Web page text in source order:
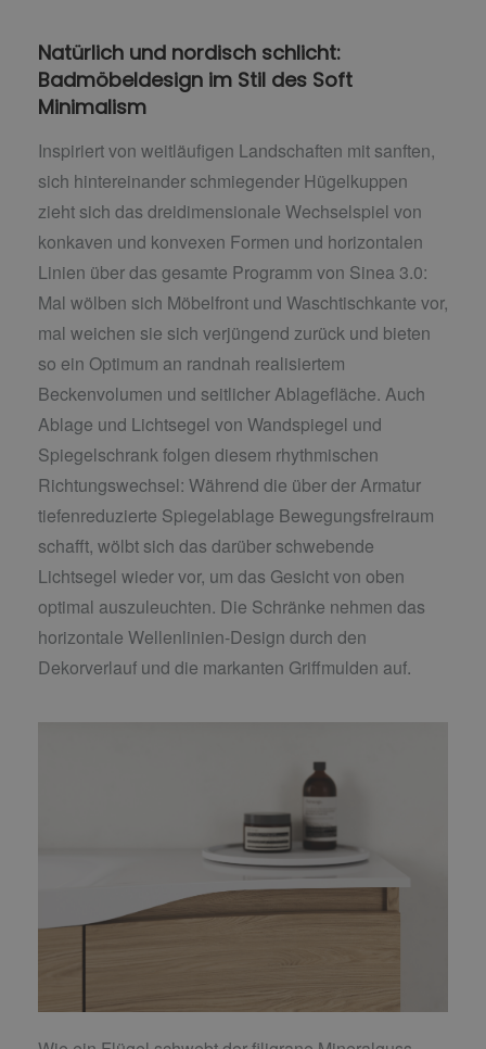
Natürlich und nordisch schlicht:
Badmöbeldesign im Stil des Soft
Minimalism
Inspiriert von weitläufigen Landschaften mit sanften,
sich hintereinander schmiegender Hügelkuppen
zieht sich das dreidimensionale Wechselspiel von
konkaven und konvexen Formen und horizontalen
Linien über das gesamte Programm von Sinea 3.0:
Mal wölben sich Möbelfront und Waschtischkante vor,
mal weichen sie sich verjüngend zurück und bieten
so ein Optimum an randnah realisiertem
Beckenvolumen und seitlicher Ablagefläche. Auch
Ablage und Lichtsegel von Wandspiegel und
Spiegelschrank folgen diesem rhythmischen
Richtungswechsel: Während die über der Armatur
tiefenreduzierte Spiegelablage Bewegungsfreiraum
schafft, wölbt sich das darüber schwebende
Lichtsegel wieder vor, um das Gesicht von oben
optimal auszuleuchten. Die Schränke nehmen das
horizontale Wellenlinien-Design durch den
Dekorverlauf und die markanten Griffmulden auf.